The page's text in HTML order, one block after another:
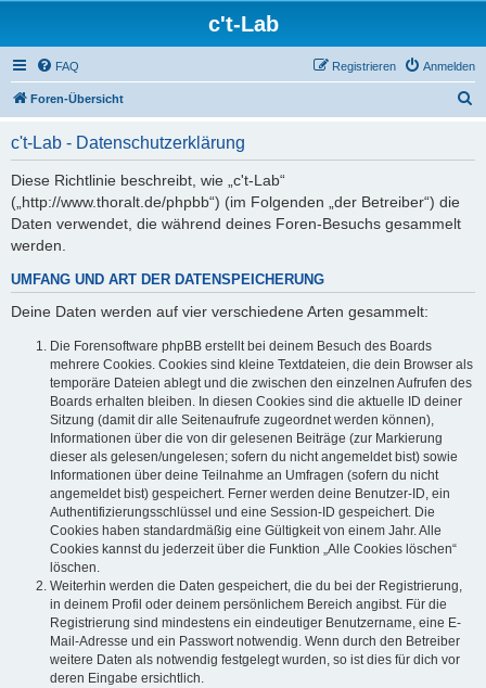
c't-Lab
FAQ Anmelden
Registrieren
Foren-Übersicht
c't-Lab - Datenschutzerklärung
Diese Richtlinie beschreibt, wie „c't-Lab“
(„http://www.thoralt.de/phpbb“) (im Folgenden „der Betreiber“) die
Daten verwendet, die während deines Foren-Besuchs gesammelt
werden.
UMFANG UND ART DER DATENSPEICHERUNG
Deine Daten werden auf vier verschiedene Arten gesammelt:
Die Forensoftware phpBB erstellt bei deinem Besuch des Boards
mehrere Cookies. Cookies sind kleine Textdateien, die dein Browser als
temporäre Dateien ablegt und die zwischen den einzelnen Aufrufen des
Boards erhalten bleiben. In diesen Cookies sind die aktuelle ID deiner
Sitzung (damit dir alle Seitenaufrufe zugeordnet werden können),
Informationen über die von dir gelesenen Beiträge (zur Markierung
dieser als gelesen/ungelesen; sofern du nicht angemeldet bist) sowie
Informationen über deine Teilnahme an Umfragen (sofern du nicht
angemeldet bist) gespeichert. Ferner werden deine Benutzer-ID, ein
Authentifizierungsschlüssel und eine Session-ID gespeichert. Die
Cookies haben standardmäßig eine Gültigkeit von einem Jahr. Alle
Cookies kannst du jederzeit über die Funktion „Alle Cookies löschen“
löschen.
Weiterhin werden die Daten gespeichert, die du bei der Registrierung,
in deinem Profil oder deinem persönlichem Bereich angibst. Für die
Registrierung sind mindestens ein eindeutiger Benutzername, eine E-
Mail-Adresse und ein Passwort notwendig. Wenn durch den Betreiber
weitere Daten als notwendig festgelegt wurden, so ist dies für dich vor
deren Eingabe ersichtlich.